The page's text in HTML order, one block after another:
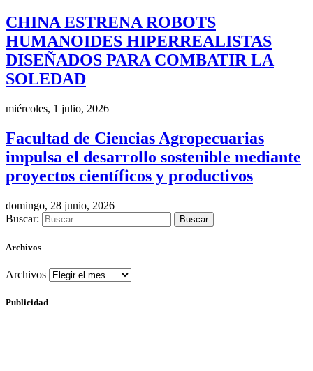
CHINA ESTRENA ROBOTS
HUMANOIDES HIPERREALISTAS
DISEÑADOS PARA COMBATIR LA
SOLEDAD
miércoles, 1 julio, 2026
Facultad de Ciencias Agropecuarias
impulsa el desarrollo sostenible mediante
proyectos científicos y productivos
domingo, 28 junio, 2026
Buscar:
Archivos
Archivos
Publicidad